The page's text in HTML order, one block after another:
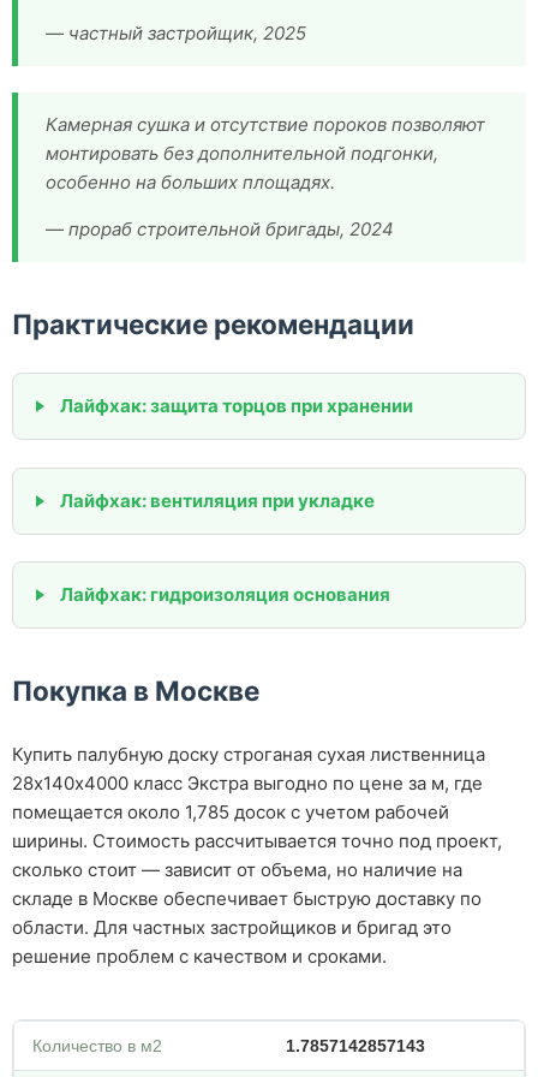
— частный застройщик, 2025
Камерная сушка и отсутствие пороков позволяют
монтировать без дополнительной подгонки,
особенно на больших площадях.
— прораб строительной бригады, 2024
Практические рекомендации
Лайфхак: защита торцов при хранении
Лайфхак: вентиляция при укладке
Лайфхак: гидроизоляция основания
Покупка в Москве
Купить палубную доску строганая сухая лиственница
28х140х4000 класс Экстра выгодно по цене за м, где
помещается около 1,785 досок с учетом рабочей
ширины. Стоимость рассчитывается точно под проект,
сколько стоит — зависит от объема, но наличие на
складе в Москве обеспечивает быструю доставку по
области. Для частных застройщиков и бригад это
решение проблем с качеством и сроками.
Количество в м2 1.7857142857143